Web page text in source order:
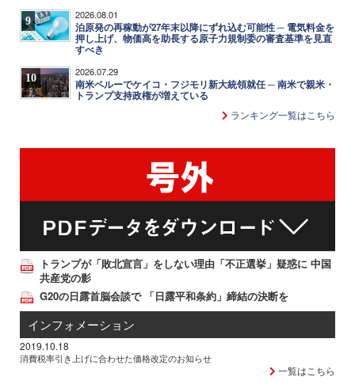
9 2026.08.01
泊原発の再稼動が27年末以降にずれ込む可能性 ─ 電気料金を
押し上げ、物価高を助長する原子力規制委の審査基準を見直
すべき
10 2026.07.29
南米ペルーでケイコ・フジモリ新大統領就任 ─ 南米で親米・
トランプ支持政権が増えている
ランキング一覧はこちら
トランプが「敗北宣言」をしない理由「不正選挙」疑惑に 中国
共産党の影
G20の日露首脳会談で 「日露平和条約」締結の決断を
インフォメーション
2019.10.18
消費税率引き上げに合わせた価格改定のお知らせ
一覧はこちら